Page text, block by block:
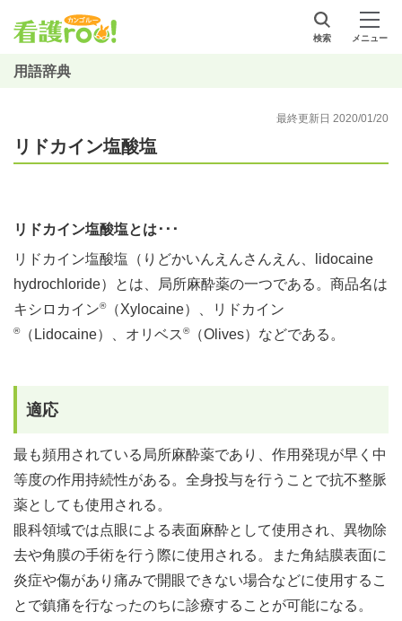
検索 メニュー
用語辞典
最終更新日 2020/01/20
リドカイン塩酸塩
リドカイン塩酸塩とは･･･
リドカイン塩酸塩（りどかいんえんさんえん、lidocaine
hydrochloride）とは、局所麻酔薬の一つである。商品名は
キシロカイン®（Xylocaine）、リドカイン
®（Lidocaine）、オリベス®（Olives）などである。
適応
最も頻用されている局所麻酔薬であり、作用発現が早く中
等度の作用持続性がある。全身投与を行うことで抗不整脈
薬としても使用される。
眼科領域では点眼による表面麻酔として使用され、異物除
去や角膜の手術を行う際に使用される。また角結膜表面に
炎症や傷があり痛みで開眼できない場合などに使用するこ
とで鎮痛を行なったのちに診療することが可能になる。